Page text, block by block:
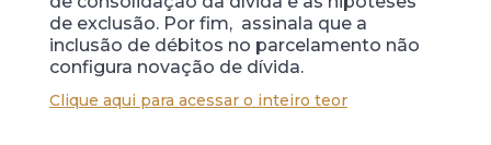
de exclusão. Por fim, assinala que a
inclusão de débitos no parcelamento não
configura novação de dívida.
Clique aqui para acessar o inteiro teor